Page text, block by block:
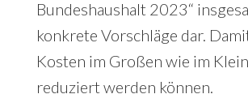
Bundeshaushalt 2023“
konkrete Vorschläge dar.
Kosten im Großen wie im
reduziert werden können.